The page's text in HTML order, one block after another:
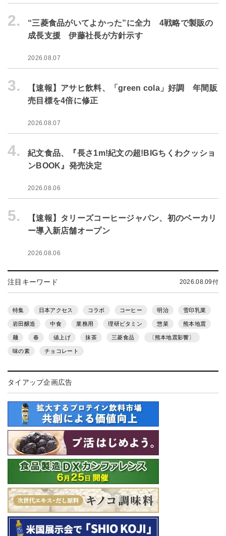
2.
“三菱食品がいてよかった”に全力 4戦略で製販の
成長支援 伊藤社長が方針示す
2026.08.07
3.
【速報】アサヒ飲料、「green cola」好調 年間販
売目標を4倍に修正
2026.08.07
4.
紀文食品、『長さ1m!紀文の超!BIGちくわクッショ
ンBOOK』発売決定
2026.08.06
5.
【速報】タリーズコーヒージャパン、初のベーカリ
ー導入新店舗オープン
2026.08.06
注目キーワード 2026.08.09付
特集 日本アクセス コラボ コーヒー 明治 雪印乳業
岩田醸造 中食 業務用 理研ビタミン 惣菜 熊本地震
麺 春 値上げ 抹茶 三菱食品 〔熊本地震影響〕
味の素 チョコレート
タイアップ企画広告